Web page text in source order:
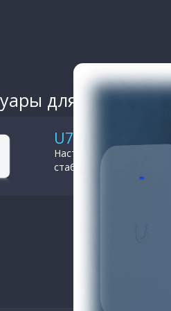
для U7 Pro
U7 Pro XG Wall
Настенная точка
стабильную